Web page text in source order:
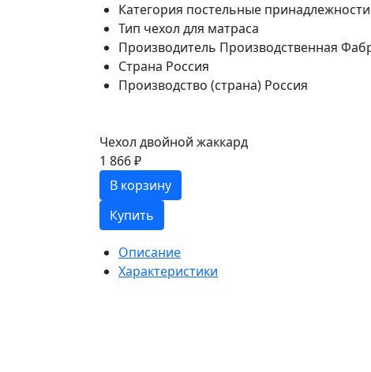
Категория постельные принадлежности
Тип чехол для матраса
Производитель Производственная
Страна Россия
Производство (страна) Россия
Чехол двойной жаккард
1 866 ₽
В корзину
Купить
Описание
Характеристики